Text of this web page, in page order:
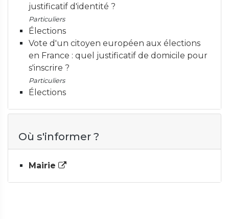
justificatif d'identité ?
Particuliers
Élections
Vote d'un citoyen européen aux élections
en France : quel justificatif de domicile pour
s'inscrire ?
Particuliers
Élections
Où s'informer ?
Mairie